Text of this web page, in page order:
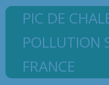
PIC DE
POLLUTION
FRANCE